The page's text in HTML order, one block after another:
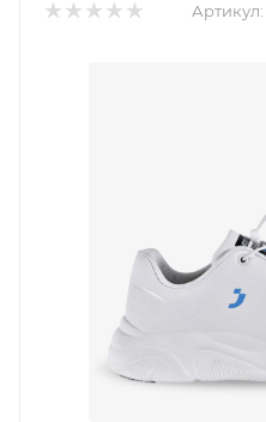
Артикул: